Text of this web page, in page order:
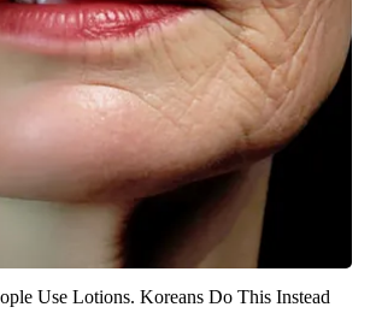
Use Lotions. Koreans Do This Instead